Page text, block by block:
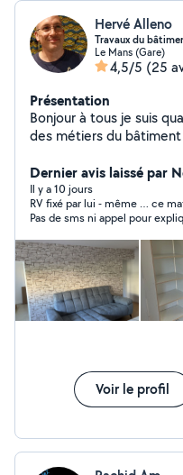
Hervé Alleno
Travaux du
Le Mans (Gare)
4,5/5 (25
Présentation
Bonjour à tous je suis
des métiers du
Dernier avis laissé par
Il y a 10 jours
RV fixé par lui - même … ce
Pas de sms ni appel pour
Voir le profil